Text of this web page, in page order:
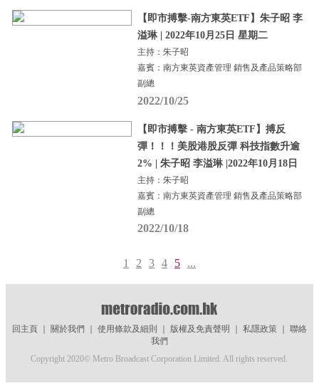
【即市搏擊-南方東英ETF】朱子昭 李
溢琳 | 2022年10月25日 星期二
主持：朱子昭
嘉賓：南方東英資產管理 銷售及產品策略部
副總
2022/10/25
【即市搏擊 - 南方東英ETF】搏反
彈！！！美股港股反彈 科技指數升逾
2% | 朱子昭 李溢琳 |2022年10月18日
主持：朱子昭
嘉賓：南方東英資產管理 銷售及產品策略部
副總
2022/10/18
1 2 3 4 5 ...
回主頁｜ 關於我們 使用條款及細則 版權及免責聲明 私隱政策｜ 聯絡
我們
Copyright 2020© Metro Broadcast Corporation Limited. All rights reserved.